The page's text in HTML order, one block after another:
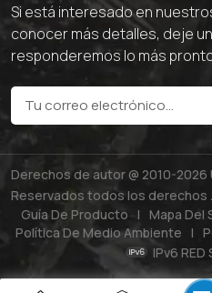
Si está interesado en
conocer más detalles, deje
responderemos lo más
Derechos de autor @ 2010-2026
Reservados todos los derechos .
Guía De Producto | Mapa Del
Política De Medio Ambiente |
IPv6 RED